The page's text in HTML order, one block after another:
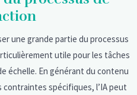
une grande partie du processus
utile pour les tâches
échelle. En générant du contenu
spécifiques, l’IA peut